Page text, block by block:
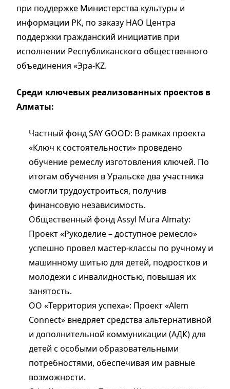
при поддержке Министерства культуры и
информации РК, по заказу НАО Центра
поддержки гражданский инициатив при
исполнении Республиканского общественного
объединения «Эра-KZ.
Среди ключевых реализованных проектов в
Алматы:
Частный фонд SAY GOOD: В рамках проекта
«Ключ к состоятельности» проведено
обучение ремеслу изготовления ключей. По
итогам обучения в Уральске два участника
смогли трудоустроиться, получив
финансовую независимость.
Общественный фонд Assyl Mura Almaty:
Проект «Рукоделие – доступное ремесло»
успешно провел мастер-классы по ручному и
машинному шитью для детей, подростков и
молодежи с инвалидностью, повышая их
занятость.
ОО «Территория успеха»: Проект «Alem
Сonnect» внедряет средства альтернативной
и дополнительной коммуникации (АДК) для
детей с особыми образовательными
потребностями, обеспечивая им равные
возможности.